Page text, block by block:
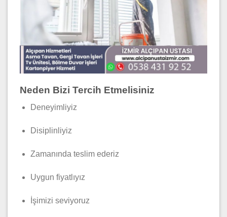
Neden Bizi Tercih Etmelisiniz
Deneyimliyiz
Disiplinliyiz
Zamanında teslim ederiz
Uygun fiyatlıyız
İşimizi seviyoruz